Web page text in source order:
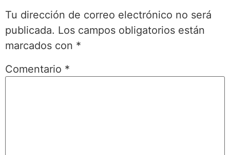
Tu dirección de correo electrónico no será
publicada. Los campos obligatorios están
marcados con *
Comentario *